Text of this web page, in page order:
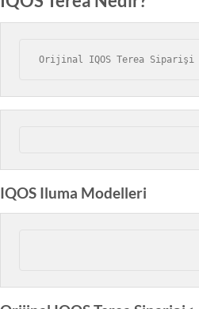
Orijinal IQOS Terea Siparişi
IQOS Iluma Modelleri